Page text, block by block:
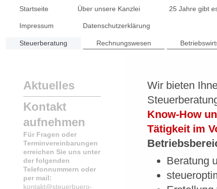
Startseite Über unsere Kanzlei 25 Jahre gibt
Impressum Datenschutzerklärung
Steuerberatung Rechnungswesen
Wir bieten
Know-How
Tätigkeit im
Beratung
Aktuelles
Kontakt
aufnehmen
Für Fragen oder
Terminvereinbarungen
erreichen Sie uns unter
der folgenden
Telefonnummern oder
per mail:
kontakt@steuerbuero-